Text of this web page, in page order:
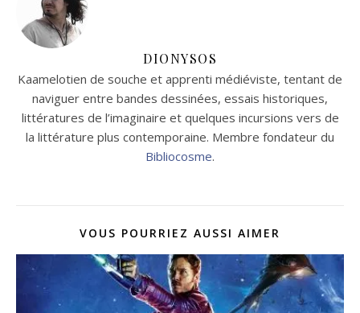
DIONYSOS
Kaamelotien de souche et apprenti médiéviste, tentant de
naviguer entre bandes dessinées, essais historiques,
littératures de l’imaginaire et quelques incursions vers de
la littérature plus contemporaine. Membre fondateur du
Bibliocosme.
VOUS POURRIEZ AUSSI AIMER